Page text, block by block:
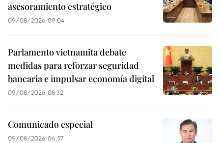
asesoramiento estratégico
09/08/2026 09:04
Parlamento vietnamita debate
medidas para reforzar seguridad
bancaria e impulsar economía digital
09/08/2026 08:32
Comunicado especial
09/08/2026 06:57